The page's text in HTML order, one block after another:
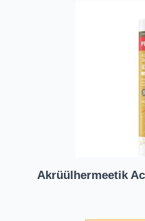
Akrüülhermeetik